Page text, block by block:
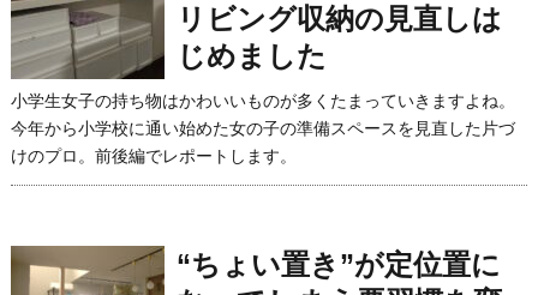
リビング収納の見直しは
じめました
小学生女子の持ち物はかわいいものが多くたまっていきますよね。
今年から小学校に通い始めた女の子の準備スペースを見直した片づ
けのプロ。前後編でレポートします。
“ちょい置き”が定位置に